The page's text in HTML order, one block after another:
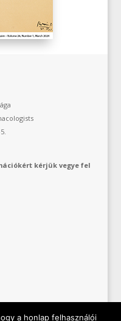
kérjük vegye fel
a honlap felhasználói